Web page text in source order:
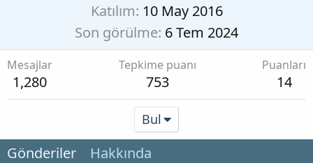
Katılım 10 May 2016
Son görülme 6 Tem 2024
Mesajlar
1,280
Tepkime puanı
753
Puanları
14
Bul
Gönderiler Hakkında